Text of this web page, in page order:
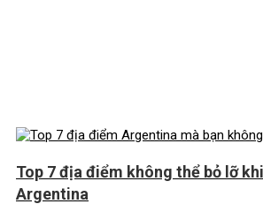
Top 7 địa điểm không thể bỏ lỡ
Argentina